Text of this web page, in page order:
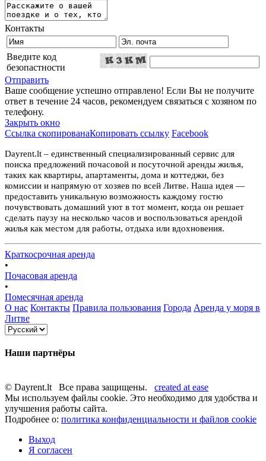
Контакты
Введите код
безопастности
Отправить
Ваше сообщение успешно отправлено! Если Вы не получите
ответ в течение 24 часов, рекомендуем связаться с хозяном по
телефону.
Закрыть окно
Ссылка скопированаКопировать ссылку Facebook
Dayrent.lt – единственный специализированный сервис для
поиска предложений почасовой и посуточной аренды жилья,
таких как квартиры, апартаменты, дома и коттеджи, без
комиссии и напрямую от хозяев по всей Литве. Наша идея —
предоставить уникальную возможность каждому гостю
почувствовать домашний уют в тот момент, когда он решает
сделать паузу на несколько часов и воспользоваться арендой
жилья как местом для работы, отдыха или вдохновения.
Краткосрочная аренда
•
Почасовая аренда
•
Помесячная аренда
О нас Контакты Правила пользования Города Аренда у моря в
Литве
Наши партнёры
© Dayrent.lt Все права защищены. created at ease
Мы используем файлы cookie. Это необходимо для удобства и
улучшения работы сайта.
Подробнее о: политика конфиденциальности и файлов cookie
Выход
Я согласен